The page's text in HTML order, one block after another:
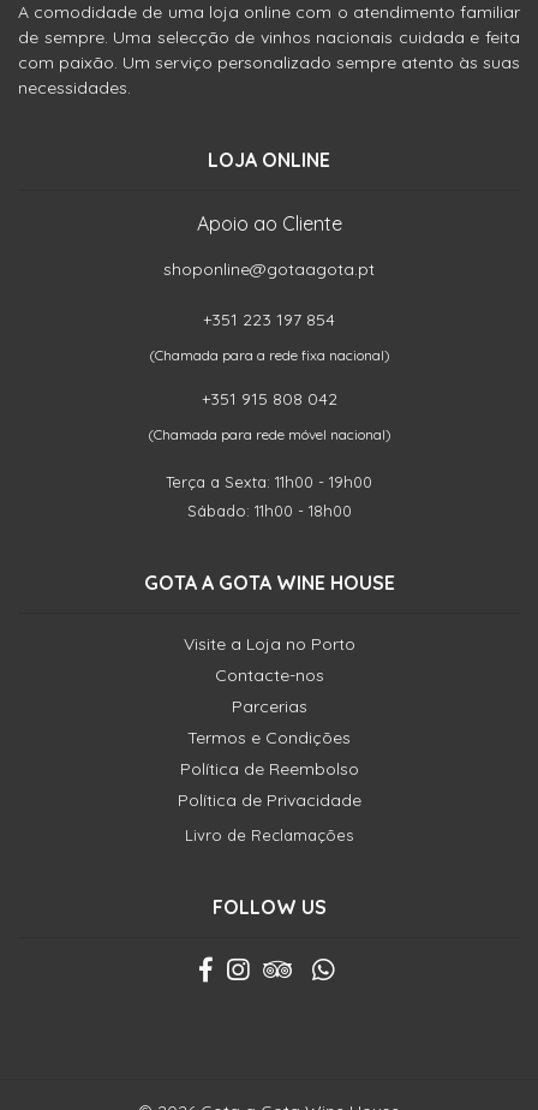
A comodidade de uma loja online com o atendimento familiar
de sempre. Uma selecção de vinhos nacionais cuidada e feita
com paixão. Um serviço personalizado sempre atento às suas
necessidades.
LOJA ONLINE
Apoio ao Cliente
shoponline@gotaagota.pt
+351 223 197 854
(Chamada para a rede fixa nacional)
+351 915 808 042
(Chamada para rede móvel nacional)
Terça a Sexta: 11h00 - 19h00
Sábado: 11h00 - 18h00
GOTA A GOTA WINE HOUSE
Visite a Loja no Porto
Contacte-nos
Parcerias
Termos e Condições
Política de Reembolso
Política de Privacidade
Livro de Reclamações
FOLLOW US